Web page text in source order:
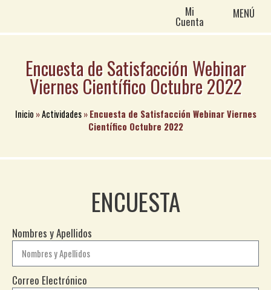
Mi
Cuenta
MENÚ
Encuesta de Satisfacción Webinar
Viernes Científico Octubre 2022
Inicio »Actividades»Encuesta de Satisfacción Webinar Viernes
Científico Octubre 2022
ENCUESTA
Nombres y Apellidos
Correo Electrónico